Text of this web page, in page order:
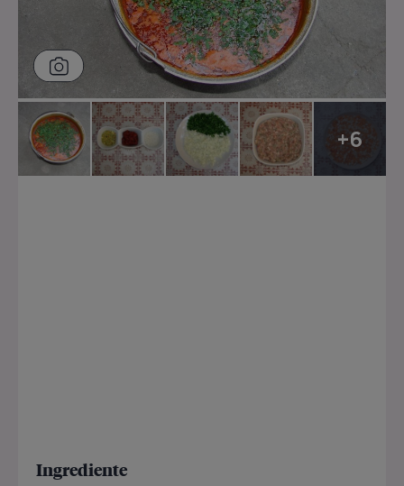
+6
Ingrediente